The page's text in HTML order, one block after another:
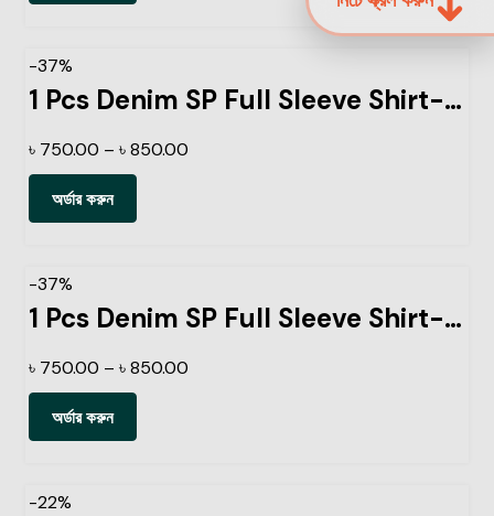
-37%
1 Pcs Denim SP Full Sleeve Shirt- Navy
৳ 750.00 – ৳850.00
অর্ডার করুন
-37%
1 Pcs Denim SP Full Sleeve Shirt-Light Sky
৳ 750.00 – ৳850.00
অর্ডার করুন
-22%